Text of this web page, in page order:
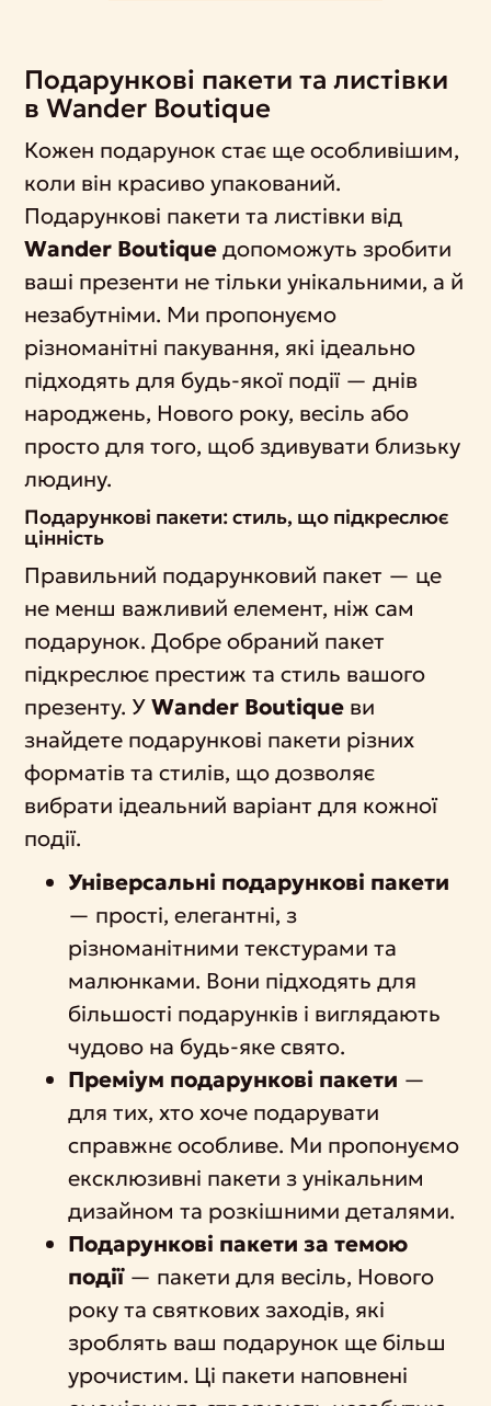
Подарункові пакети та листівки
в Wander Boutique
Кожен подарунок стає ще особливішим,
коли він красиво упакований.
Подарункові пакети та листівки від
Wander Boutiqueдопоможуть зробити
ваші презенти не тільки унікальними, а й
незабутніми. Ми пропонуємо
різноманітні пакування, які ідеально
підходять для будь-якої події — днів
народжень, Нового року, весіль або
просто для того, щоб здивувати близьку
людину.
Подарункові пакети: стиль, що підкреслює
цінність
Правильний подарунковий пакет — це
не менш важливий елемент, ніж сам
подарунок. Добре обраний пакет
підкреслює престиж та стиль вашого
презенту. УWander Boutique ви
знайдете подарункові пакети різних
форматів та стилів, що дозволяє
вибрати ідеальний варіант для кожної
події.
Універсальні подарункові пакети
— прості, елегантні, з
різноманітними текстурами та
малюнками. Вони підходять для
більшості подарунків і виглядають
чудово на будь-яке свято.
Преміум подарункові пакети —
для тих, хто хоче подарувати
справжнє особливе. Ми пропонуємо
ексклюзивні пакети з унікальним
дизайном та розкішними деталями.
Подарункові пакети за темою
події— пакети для весіль, Нового
року та святкових заходів, які
зроблять ваш подарунок ще більш
урочистим. Ці пакети наповнені